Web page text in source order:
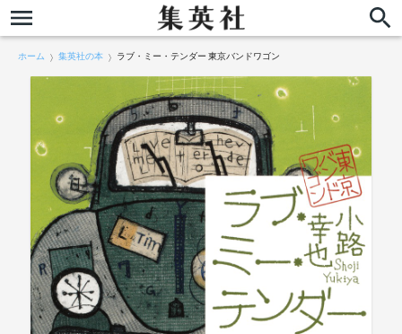
ホーム 集英社の本 ラブ・ミー・テンダー 東京バンドワゴン